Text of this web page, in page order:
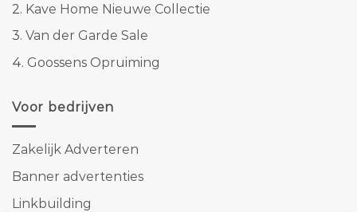
2. Kave Home Nieuwe Collectie
3. Van der Garde Sale
4. Goossens Opruiming
Voor bedrijven
Zakelijk Adverteren
Banner advertenties
Linkbuilding